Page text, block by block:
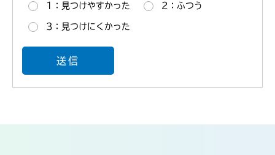
1：見つけやすかった 2：ふつう
3：見つけにくかった